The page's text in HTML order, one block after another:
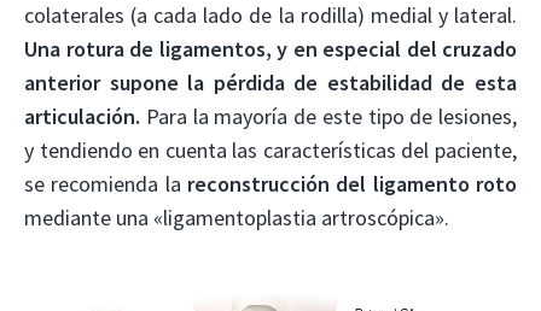
colaterales (a cada lado de la rodilla) medial y lateral.
Una rotura de ligamentos, y en especial del cruzado
anterior supone la pérdida de estabilidad de esta
articulación. Para la mayoría de este tipo de lesiones,
y tendiendo en cuenta las características del paciente,
se recomienda la reconstrucción del ligamento roto
mediante una «ligamentoplastia artroscópica».